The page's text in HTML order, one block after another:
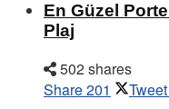
En Güzel
Plaj
502 shares
Share201 Tweet